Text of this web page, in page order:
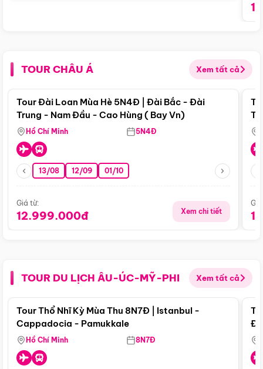
TOUR CHÂU Á Xem tất cả
Điểm nổi bật
Tour Đài Loan Mùa Hè 5N4Đ | Đài Bắc - Đài
Trung - Nam Đầu - Cao Hùng ( Bay Vn)
Hồ Chí Minh 5N4Đ
13/08 12/09 01/10
Giá từ:
12.999.000đ Xem chi tiết
TOUR DU LỊCH ÂU-ÚC-MỸ-PHI Xem tất cả
Điểm nổi bật
Tour Thổ Nhĩ Kỳ Mùa Thu 8N7Đ | Istanbul -
Cappadocia - Pamukkale
Hồ Chí Minh 8N7Đ